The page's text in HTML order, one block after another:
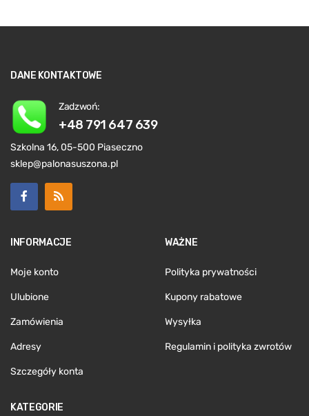
DANE KONTAKTOWE
Zadzwoń:
+48 791 647 639
Szkolna 16, 05-500 Piaseczno
sklep@palonasuszona.pl
INFORMACJE
Moje konto
Ulubione
Zamówienia
Adresy
Szczegóły konta
WAŻNE
Polityka prywatności
Kupony rabatowe
Wysyłka
Regulamin i polityka zwrotów
KATEGORIE